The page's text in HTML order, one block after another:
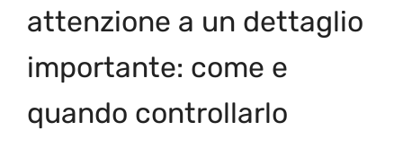
attenzione a un dettaglio
importante: come e
quando controllarlo